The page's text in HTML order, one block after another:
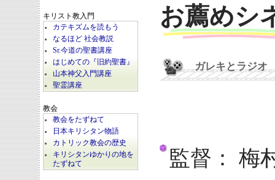
キリスト教入門
カテキズムを読もう
なるほど 社会教説
Sr.今道の聖書講座
はじめての『旧約聖書』
山本神父入門講座
聖霊講座
教会
教会をたずねて
日本キリシタン物語
カトリック教会の歴史
キリシタンゆかりの地を
たずねて
お薦めシ
ガレキとラジオ
監督： 梅